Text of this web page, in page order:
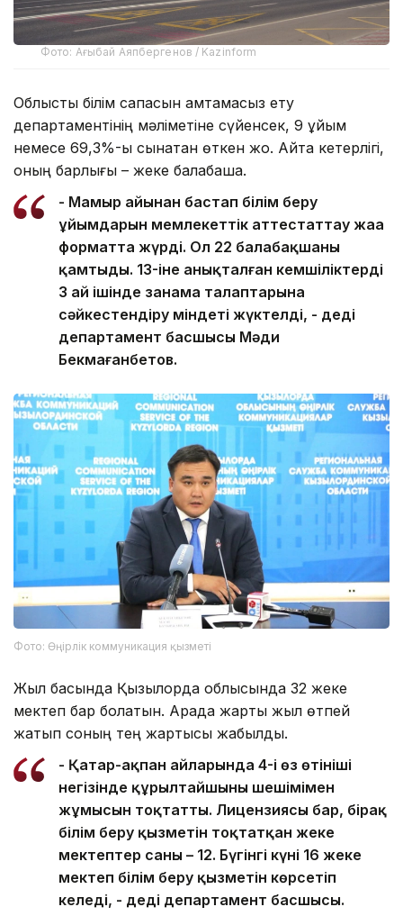
Фото: Ағыбай Аяпбергенов / Kazinform
Облыстық білім сапасын қамтамасыз ету
департаментінің мәліметіне сүйенсек, 9 ұйым
немесе 69,3%-ы сынақтан өткен жоқ. Айта кетерлігі,
оның барлығы – жеке балабақша.
- Мамыр айынан бастап білім беру
ұйымдарын мемлекеттік аттестаттау жаңа
форматта жүрді. Ол 22 балабақшаны
қамтыды. 13-іне анықталған кемшіліктерді
3 ай ішінде заңнама талаптарына
сәйкестендіру міндеті жүктелді, - деді
департамент басшысы Мәди
Бекмағанбетов.
Фото: Өңірлік коммуникация қызметі
Жыл басында Қызылорда облысында 32 жеке
мектеп бар болатын. Арада жарты жыл өтпей
жатып соның тең жартысы жабылды.
- Қаңтар-ақпан айларында 4-і өз өтініші
негізінде құрылтайшының шешімімен
жұмысын тоқтатты. Лицензиясы бар, бірақ
білім беру қызметін тоқтатқан жеке
мектептер саны – 12. Бүгінгі күні 16 жеке
мектеп білім беру қызметін көрсетіп
келеді, - деді департамент басшысы.